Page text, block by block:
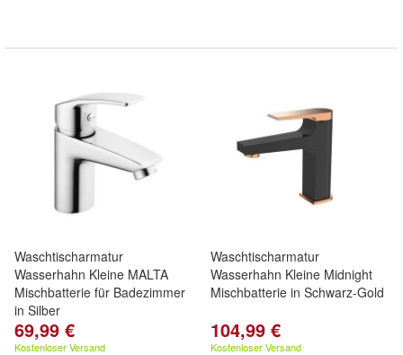
Waschtischarmatur
Wasserhahn Kleine MALTA
Mischbatterie für Badezimmer
in Silber
69,99 €
Kostenloser Versand
Waschtischarmatur
Wasserhahn Kleine Midnight
Mischbatterie in Schwarz-Gold
104,99 €
Kostenloser Versand